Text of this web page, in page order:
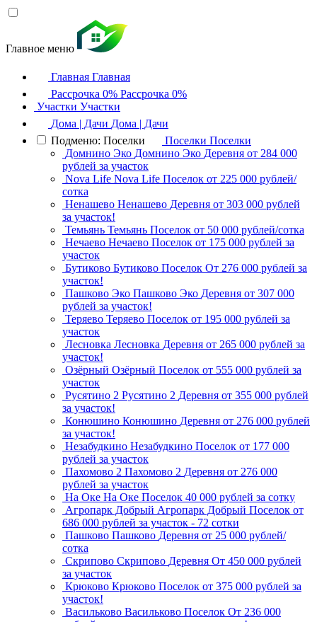
Главное меню
Главная Главная
Рассрочка 0% Рассрочка 0%
Участки Участки
Дома | Дачи Дома | Дачи
Подменю: Поселки
Поселки Поселки
Домнино Эко Домнино Эко Деревня от 284 000
рублей за участок
Nova Life Nova Life Поселок от 225 000 рублей/
сотка
Ненашево Ненашево Деревня от 303 000 рублей
за участок!
Темьянь Темьянь Поселок от 50 000 рублей/сотка
Нечаево Нечаево Поселок от 175 000 рублей за
участок
Бутиково Бутиково Поселок От 276 000 рублей за
участок!
Пашково Эко Пашково Эко Деревня от 307 000
рублей за участок!
Теряево Теряево Поселок от 195 000 рублей за
участок
Лесновка Лесновка Деревня от 265 000 рублей за
участок!
Озёрный Озёрный Поселок от 555 000 рублей за
участок
Русятино 2 Русятино 2 Деревня от 355 000 рублей
за участок!
Конюшино Конюшино Деревня от 276 000 рублей
за участок!
Незабудкино Незабудкино Поселок от 177 000
рублей за участок
Пахомово 2 Пахомово 2 Деревня от 276 000
рублей за участок
На Оке На Оке Поселок 40 000 рублей за сотку
Агропарк Добрый Агропарк Добрый Поселок от
686 000 рублей за участок - 72 сотки
Пашково Пашково Деревня от 25 000 рублей/
сотка
Скрипово Скрипово Деревня От 450 000 рублей
за участок
Крюково Крюково Поселок от 375 000 рублей за
участок!
Васильково Васильково Поселок От 236 000